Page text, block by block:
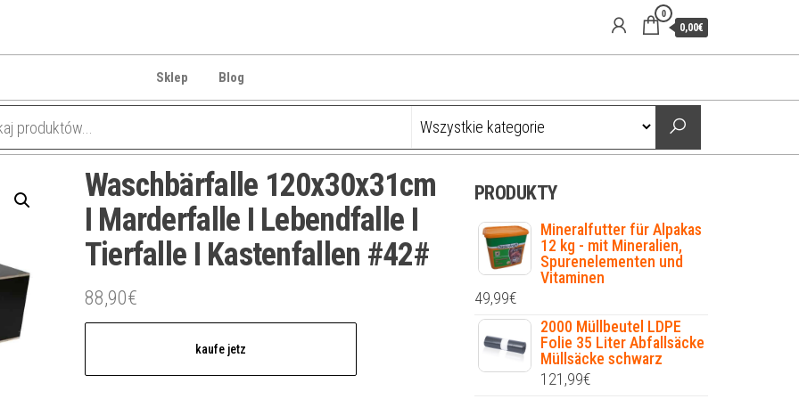
0
0,00€
Sklep Blog
Waschbärfalle 120x30x31cm
I Marderfalle I Lebendfalle I
Tierfalle I Kastenfallen #42#
88,90€
kaufe jetz
PRODUKTY
Mineralfutter für Alpakas
12 kg - mit Mineralien,
Spurenelementen und
Vitaminen
49,99€
2000 Müllbeutel LDPE
Folie 35 Liter Abfallsäcke
Müllsäcke schwarz
121,99€